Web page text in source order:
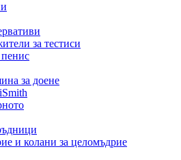
за тестиси
за доене
и колани за целомъдрие